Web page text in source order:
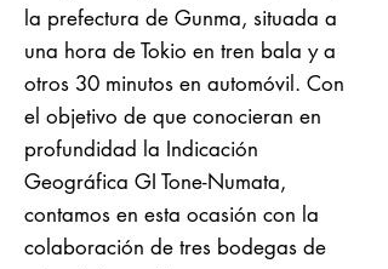
la prefectura de Gunma, situada a
una hora de Tokio en tren bala y a
otros 30 minutos en automóvil. Con
el objetivo de que conocieran en
profundidad la Indicación
Geográfica GI Tone-Numata,
contamos en esta ocasión con la
colaboración de tres bodegas de